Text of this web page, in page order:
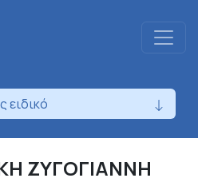
ειδικό
ΖΥΓΟΓΙΑΝΝΗ